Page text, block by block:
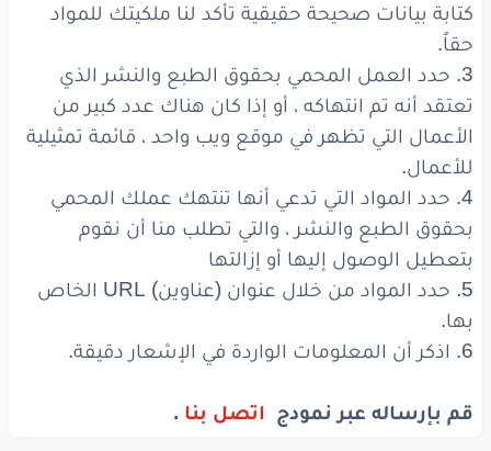
كتابة بيانات صحيحة حقيقية تأكد لنا ملكيتك للمواد
حقاً.
3. حدد العمل المحمي بحقوق الطبع والنشر الذي
تعتقد أنه تم انتهاكه ، أو إذا كان هناك عدد كبير من
الأعمال التي تظهر في موقع ويب واحد ، قائمة تمثيلية
للأعمال.
4. حدد المواد التي تدعي أنها تنتهك عملك المحمي
بحقوق الطبع والنشر ، والتي تطلب منا أن نقوم
بتعطيل الوصول إليها أو إزالتها
5. حدد المواد من خلال عنوان (عناوين) URL الخاص
بها.
6. اذكر أن المعلومات الواردة في الإشعار دقيقة.
قم بإرساله عبر نمودج اتصل بنا .